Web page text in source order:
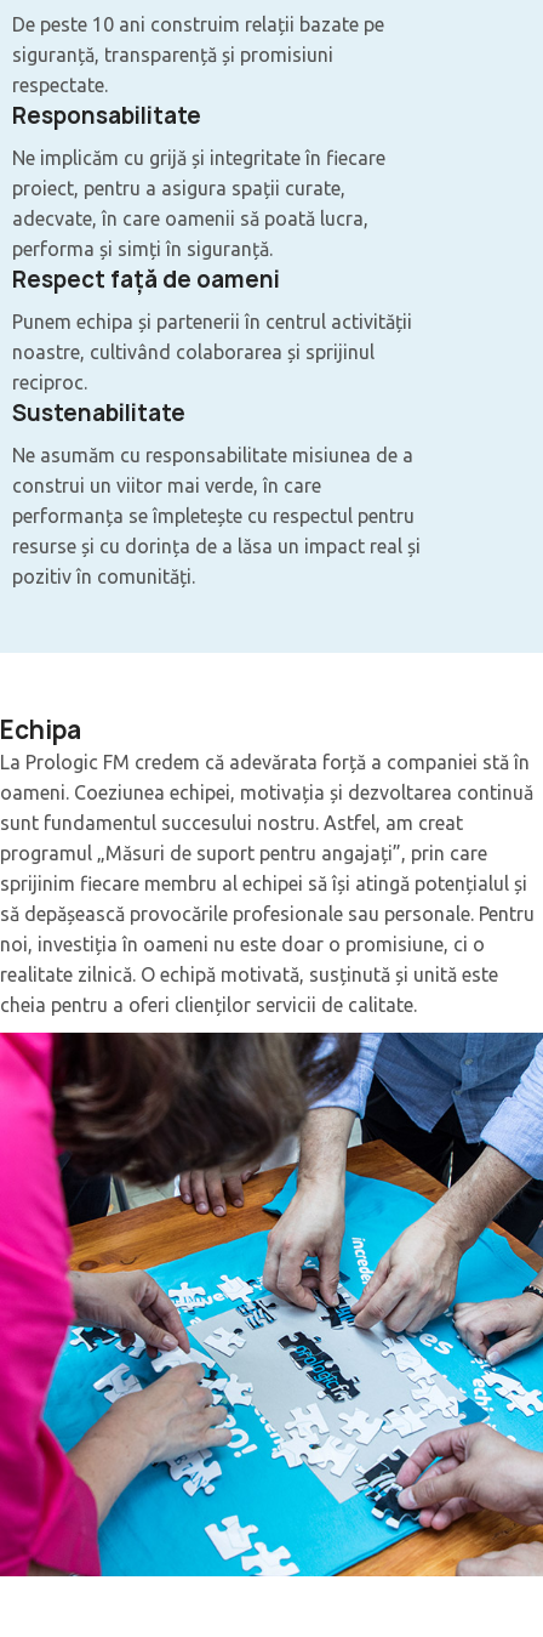
De peste 10 ani construim relații bazate pe
siguranță, transparență și promisiuni
respectate.
Responsabilitate
Ne implicăm cu grijă și integritate în fiecare
proiect, pentru a asigura spații curate,
adecvate, în care oamenii să poată lucra,
performa și simți în siguranță.
Respect față de oameni
Punem echipa și partenerii în centrul activității
noastre, cultivând colaborarea și sprijinul
reciproc.
Sustenabilitate
Ne asumăm cu responsabilitate misiunea de a
construi un viitor mai verde, în care
performanța se împletește cu respectul pentru
resurse și cu dorința de a lăsa un impact real și
pozitiv în comunități.
Echipa
La Prologic FM credem că adevărata forță a companiei stă în
oameni. Coeziunea echipei, motivația și dezvoltarea continuă
sunt fundamentul succesului nostru. Astfel, am creat
programul „Măsuri de suport pentru angajați”, prin care
sprijinim fiecare membru al echipei să își atingă potențialul și
să depășească provocările profesionale sau personale. Pentru
noi, investiția în oameni nu este doar o promisiune, ci o
realitate zilnică. O echipă motivată, susținută și unită este
cheia pentru a oferi clienților servicii de calitate.